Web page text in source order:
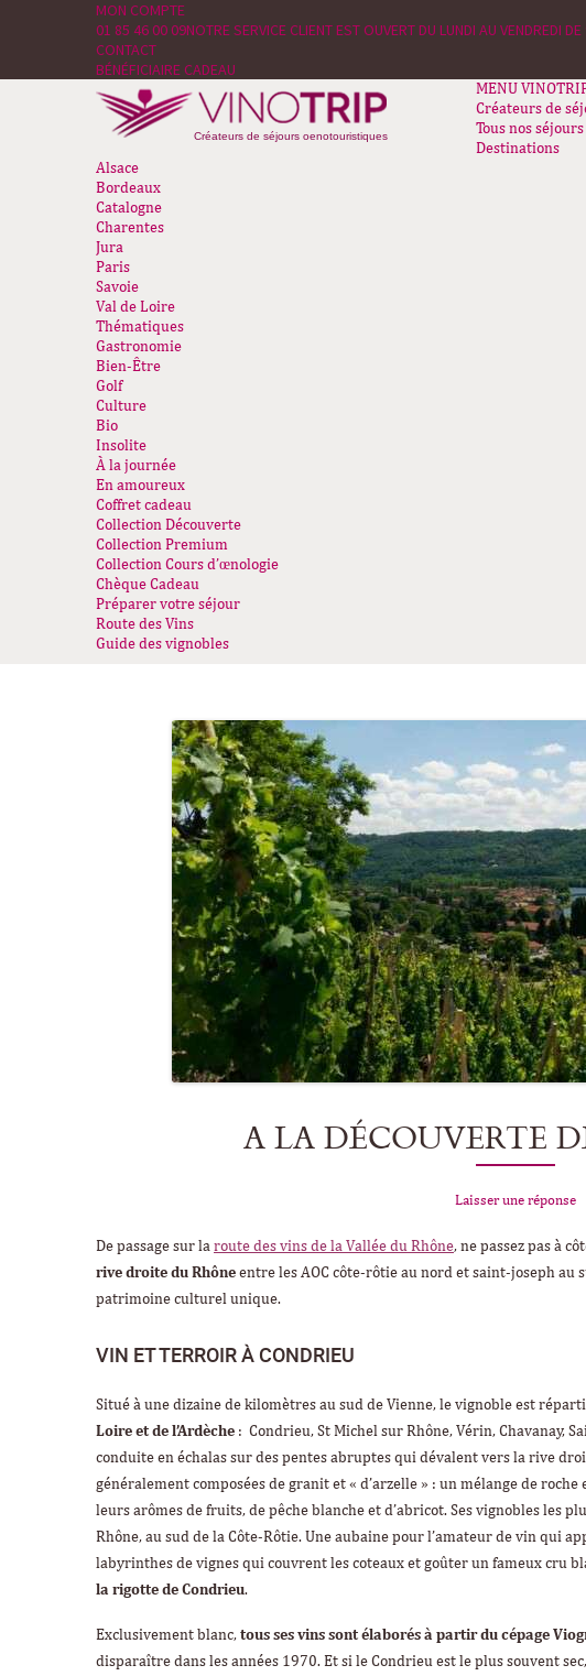
MON COMPTE
01 85 46 00 09NOTRE SERVICE CLIENT EST OUVERT DU LUNDI AU VENDREDI
CONTACT
BÉNÉFICIAIRE CADEAU
Créateurs de séjours oenotouristiques
MENU
Créateurs de
Tous nos séjours
Destinations
Alsace
Bordeaux
Catalogne
Charentes
Jura
Paris
Savoie
Val de Loire
Thématiques
Gastronomie
Bien-Être
Golf
Culture
Bio
Insolite
À la journée
En amoureux
Coffret cadeau
Collection Découverte
Collection Premium
Collection Cours d’œnologie
Chèque Cadeau
Préparer votre séjour
Route des Vins
Guide des vignobles
A LA DÉCOUVERTE
Laisser une réponse
De passage sur la route des vins de la Vallée du Rhône, ne passez pas à
rive droite du Rhône entre les AOC côte-rôtie au nord et saint-joseph
patrimoine culturel unique.
VIN ET TERROIR À CONDRIEU
Situé à une dizaine de kilomètres au sud de Vienne, le vignoble est
Loire et de l’Ardèche : Condrieu, St Michel sur Rhône, Vérin, Chavanay,
conduite en échalas sur des pentes abruptes qui dévalent vers la rive
généralement composées de granit et « d’arzelle » : un mélange de
leurs arômes de fruits, de pêche blanche et d’abricot. Ses vignobles les
Rhône, au sud de la Côte-Rôtie. Une aubaine pour l’amateur de vin qui
labyrinthes de vignes qui couvrent les coteaux et goûter un fameux cru
la rigotte de Condrieu.
Exclusivement blanc, tous ses vins sont élaborés à partir du cépage
disparaître dans les années 1970. Et si le Condrieu est le plus souvent